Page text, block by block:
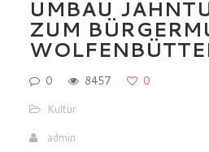
UMBAU
ZUM
0 8457
0
Kultur
admin